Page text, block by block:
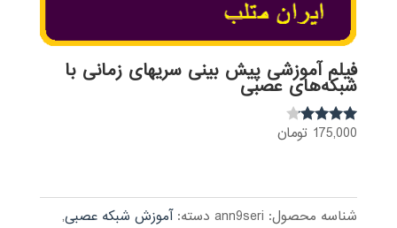
فیلم آموزشی پیش بینی سریهای زمانی با
شبکه‌های عصبی
نمره
175,000 تومان
شناسه محصول: ann9seri دسته:آموزش شبکه عصبی,